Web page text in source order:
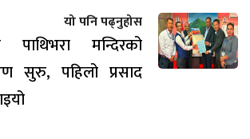
यो पनि पढ्नुहोस
पाथिभरा मन्दिरको
सुरु, पहिलो प्रसाद